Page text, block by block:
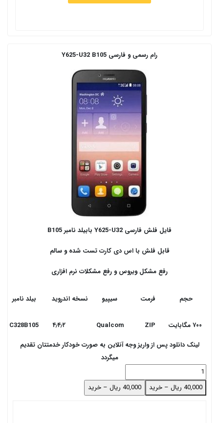
رام رسمی و فارسی Y625-U32 B105
فایل فلش فارسی Y625-U32 بابیلد نامبر B105
قابل فلش با اس دی کارت تست شده و سالم
رفع مشکل ویروس و رفع مشکلات نرم افزاری
حجم فرمت سیپیو نسخه اندروید بیلد نامبر
لینک دانلود پس از واریز وجه آنلاین به صورت خودکار خدمتتان تقدیم
میگردد
40,000 ریال – خرید